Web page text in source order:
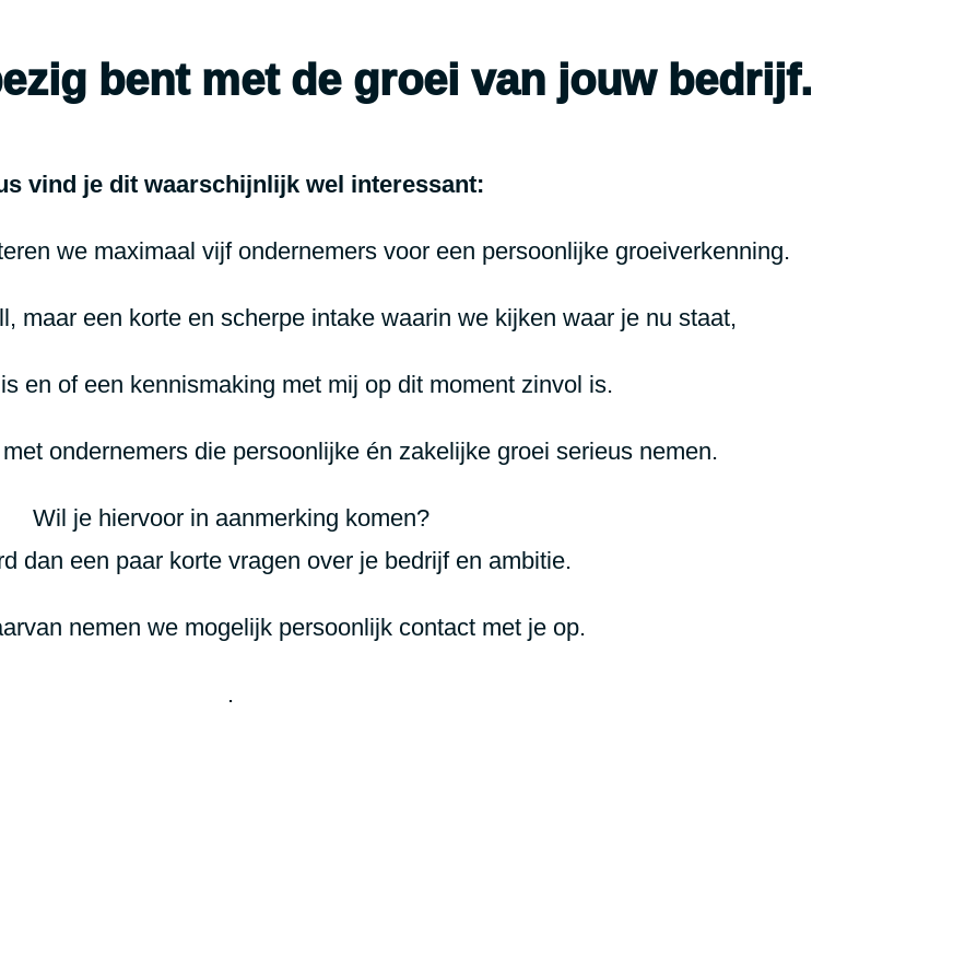
bent met de groei van jouw bedrijf.
vind je dit waarschijnlijk wel interessant:
we maximaal vijf ondernemers voor een persoonlijke groeiverkenning.
maar een korte en scherpe intake waarin we kijken waar je nu staat,
en of een kennismaking met mij op dit moment zinvol is.
ondernemers die persoonlijke én zakelijke groei serieus nemen.
Wil je hiervoor in aanmerking komen?
dan een paar korte vragen over je bedrijf en ambitie.
nemen we mogelijk persoonlijk contact met je op.
.